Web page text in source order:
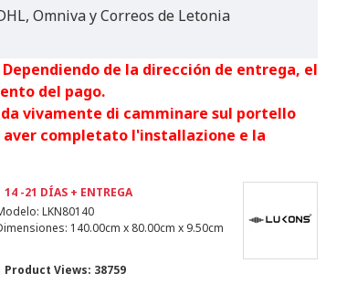
Omniva y Correos de Letonia
de la dirección de entrega, el
del pago.
vivamente di camminare sul portello
aver completato l'installazione e la
14 -21 DÍAS + ENTREGA
LKN80140
140.00cm x 80.00cm x 9.50cm
Product Views: 38759